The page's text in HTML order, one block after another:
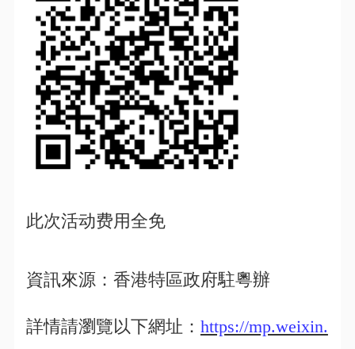
此次活动费用全免
資訊來源：香港特區政府駐粵辦
詳情請瀏覽以下網址： https://mp.weixin.